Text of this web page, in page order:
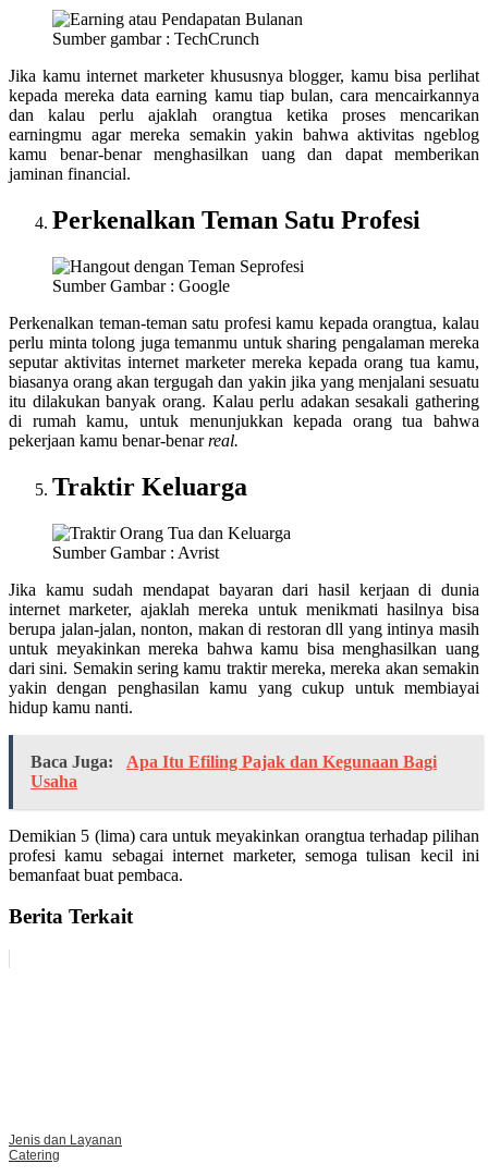
Sumber gambar : TechCrunch
Jika kamu internet marketer khususnya blogger, kamu bisa perlihat
kepada mereka data earning kamu tiap bulan, cara mencairkannya
dan kalau perlu ajaklah orangtua ketika proses mencarikan
earningmu agar mereka semakin yakin bahwa aktivitas ngeblog
kamu benar-benar menghasilkan uang dan dapat memberikan
jaminan financial.
Perkenalkan Teman Satu Profesi
Sumber Gambar : Google
Perkenalkan teman-teman satu profesi kamu kepada orangtua, kalau
perlu minta tolong juga temanmu untuk sharing pengalaman mereka
seputar aktivitas internet marketer mereka kepada orang tua kamu,
biasanya orang akan tergugah dan yakin jika yang menjalani sesuatu
itu dilakukan banyak orang. Kalau perlu adakan sesakali gathering
di rumah kamu, untuk menunjukkan kepada orang tua bahwa
pekerjaan kamu benar-benarreal.
Traktir Keluarga
Sumber Gambar : Avrist
Jika kamu sudah mendapat bayaran dari hasil kerjaan di dunia
internet marketer, ajaklah mereka untuk menikmati hasilnya bisa
berupa jalan-jalan, nonton, makan di restoran dll yang intinya masih
untuk meyakinkan mereka bahwa kamu bisa menghasilkan uang
dari sini. Semakin sering kamu traktir mereka, mereka akan semakin
yakin dengan penghasilan kamu yang cukup untuk membiayai
hidup kamu nanti.
Baca Juga:
Apa Itu Efiling Pajak dan Kegunaan Bagi
Usaha
Demikian 5 (lima) cara untuk meyakinkan orangtua terhadap pilihan
profesi kamu sebagai internet marketer, semoga tulisan kecil ini
bemanfaat buat pembaca.
Berita Terkait
Jenis dan Layanan
Catering